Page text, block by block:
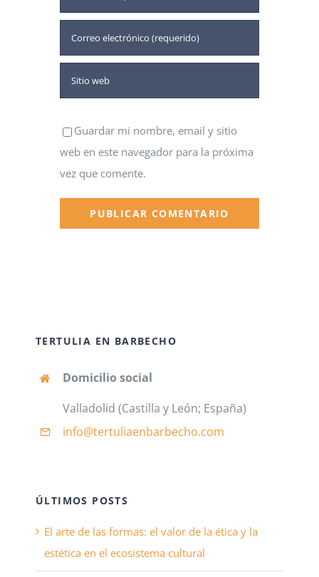
Guardar mi nombre, email y sitio
web en este navegador para la próxima
vez que comente.
TERTULIA EN BARBECHO
Domicilio social
Valladolid (Castilla y León; España)
info@tertuliaenbarbecho.com
ÚLTIMOS POSTS
El arte de las formas: el valor de la ética y la
estética en el ecosistema cultural